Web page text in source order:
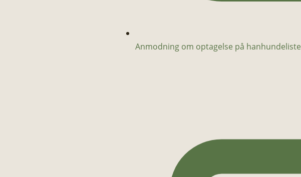
Anmodning om optagelse på hanhundeliste